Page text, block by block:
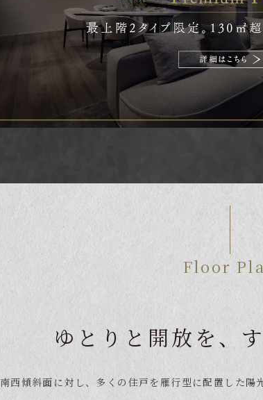
Floor
ゆとりと開放を、
南西傾斜面に対し、多くの住戸を雁行型に配置した陽